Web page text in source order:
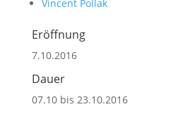
Vincent Pollak
Eröffnung
7.10.2016
Dauer
07.10 bis 23.10.2016